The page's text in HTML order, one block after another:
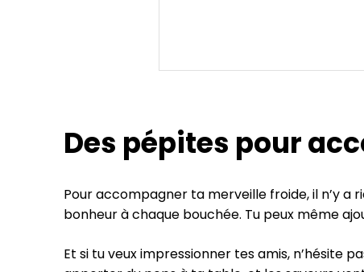
Des pépites pour
Pour accompagner ta merveille froide, il n’y a
bonheur à chaque bouchée. Tu peux même
Et si tu veux impressionner tes amis, n’hésite